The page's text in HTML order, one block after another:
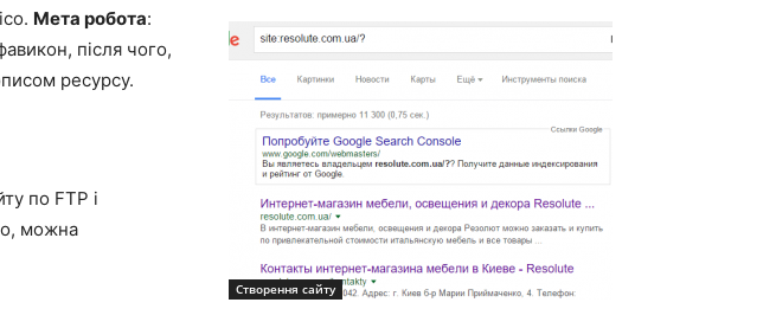
Мета робота:
після чого,
ресурсу.
по FTP і
можна
Створення сайту